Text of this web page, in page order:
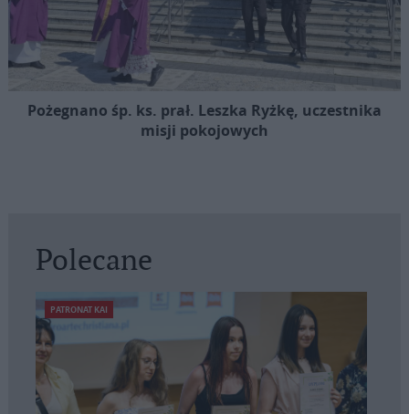
Pożegnano śp. ks. prał. Leszka Ryżkę, uczestnika
misji pokojowych
Polecane
PATRONAT KAI